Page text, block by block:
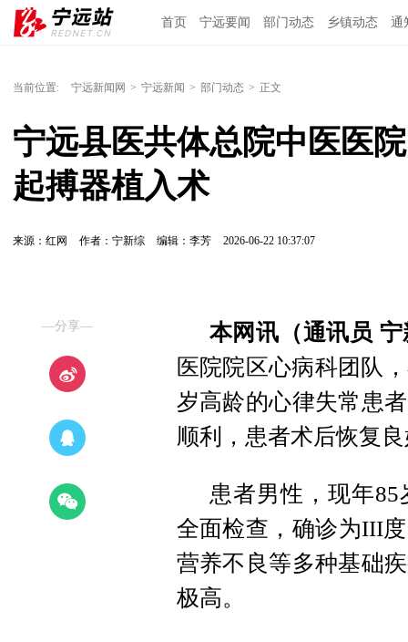
首页 宁远要闻 部门动态 乡镇动态 通
当前位置: 宁远新闻网 > 宁远新闻 > 部门动态 > 正文
宁远县医共体总院中医医
起搏器植入术
来源：红网 作者：宁新综 编辑：李芳 2026-06-22 10:37:07
—分享—
本网讯（通讯员
医院院区心病科团队
岁高龄的心律失常患
顺利，患者术后恢复
患者男性，现年
全面检查，确诊为III
营养不良等多种基础
极高。